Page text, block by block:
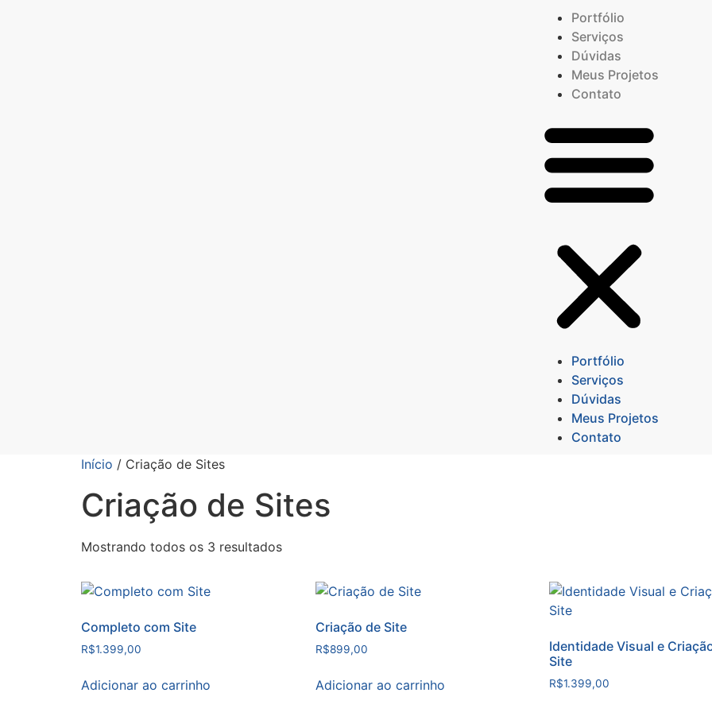
Portfólio
Serviços
Dúvidas
Meus Projetos
Contato
Portfólio
Serviços
Dúvidas
Meus Projetos
Contato
Início / Criação de Sites
Criação de Sites
Mostrando todos os 3 resultados
Completo com Site
R$1.399,00
Adicionar ao carrinho
Criação de Site
R$899,00
Adicionar ao carrinho
Identidade Visual e
Site
R$1.399,00